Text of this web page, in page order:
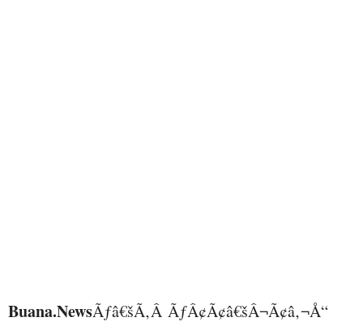
Buana.NewsÃƒâ€šÃ‚Â ÃƒÂ¢Ã¢â€šÂ¬Ã¢â‚¬Å“